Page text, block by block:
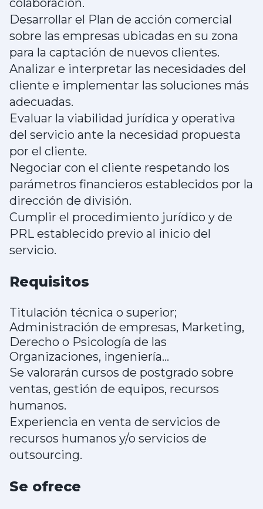
Desarrollar el Plan de acción comercial
sobre las empresas ubicadas en su zona
para la captación de nuevos clientes.
Analizar e interpretar las necesidades del
cliente e implementar las soluciones más
adecuadas.
Evaluar la viabilidad jurídica y operativa
del servicio ante la necesidad propuesta
por el cliente.
Negociar con el cliente respetando los
parámetros financieros establecidos por la
dirección de división.
Cumplir el procedimiento jurídico y de
PRL establecido previo al inicio del
servicio.
Requisitos
Titulación técnica o superior;
Administración de empresas, Marketing,
Derecho o Psicología de las
Organizaciones, ingeniería...
Se valorarán cursos de postgrado sobre
ventas, gestión de equipos, recursos
humanos.
Experiencia en venta de servicios de
recursos humanos y/o servicios de
outsourcing.
Se ofrece